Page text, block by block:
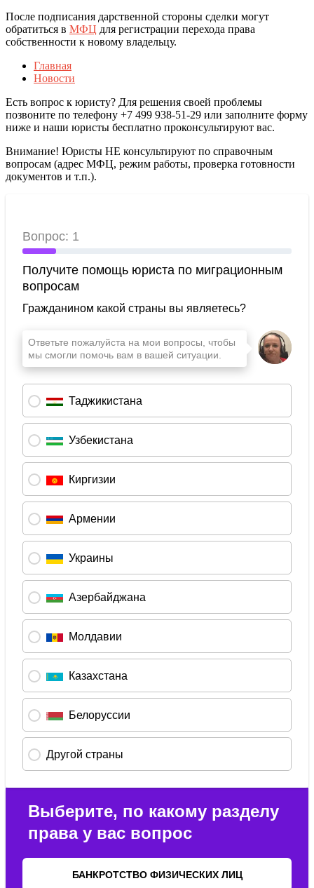
После подписания дарственной стороны сделки могут
обратиться в МФЦ для регистрации перехода права
собственности к новому владельцу.
Главная
Новости
Есть вопрос к юристу? Для решения своей проблемы
позвоните по телефону +7 499 938-51-29 или заполните форму
ниже и наши юристы бесплатно проконсультируют вас.
Внимание! Юристы НЕ консультируют по справочным
вопросам (адрес МФЦ, режим работы, проверка готовности
документов и т.п.).